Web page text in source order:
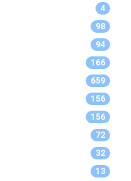
4
98
94
166
659
156
156
72
32
13